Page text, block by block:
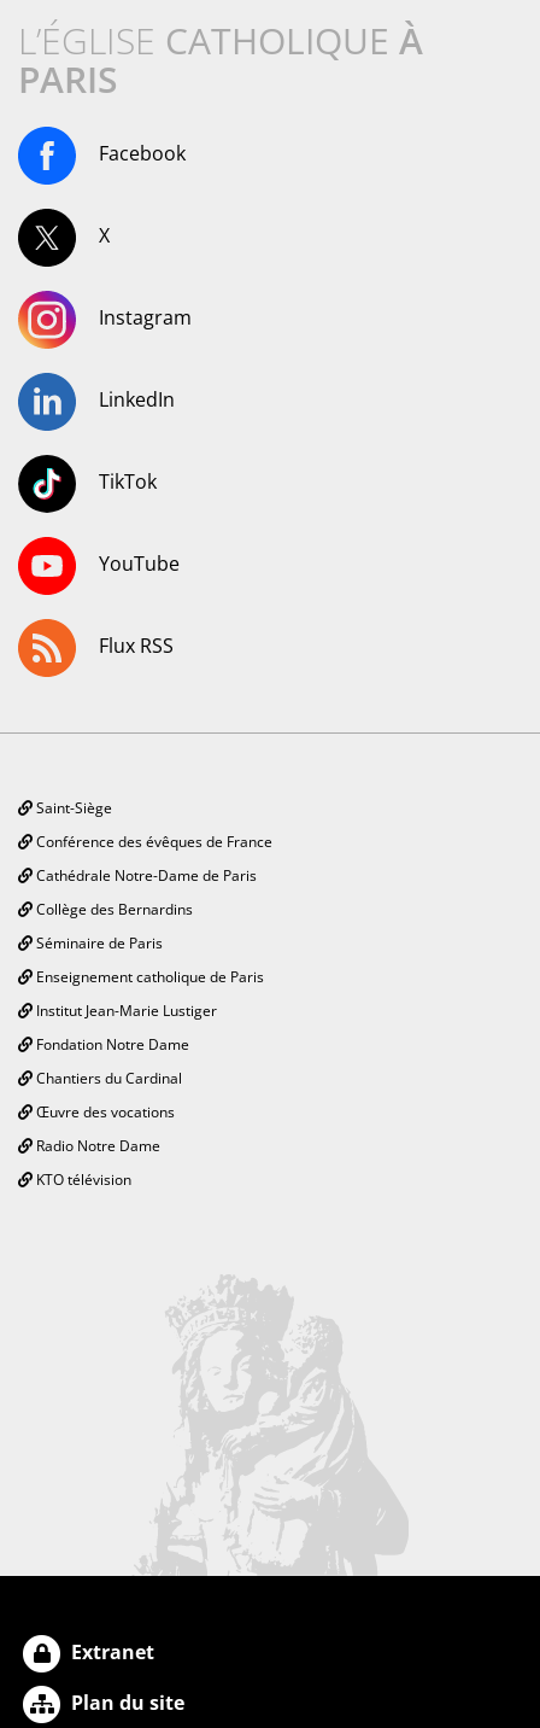
L’ÉGLISE CATHOLIQUE À
PARIS
Facebook
X
Instagram
LinkedIn
TikTok
YouTube
Flux RSS
Saint-Siège
Conférence des évêques de France
Cathédrale Notre-Dame de Paris
Collège des Bernardins
Séminaire de Paris
Enseignement catholique de Paris
Institut Jean-Marie Lustiger
Fondation Notre Dame
Chantiers du Cardinal
Œuvre des vocations
Radio Notre Dame
KTO télévision
Extranet
Plan du site